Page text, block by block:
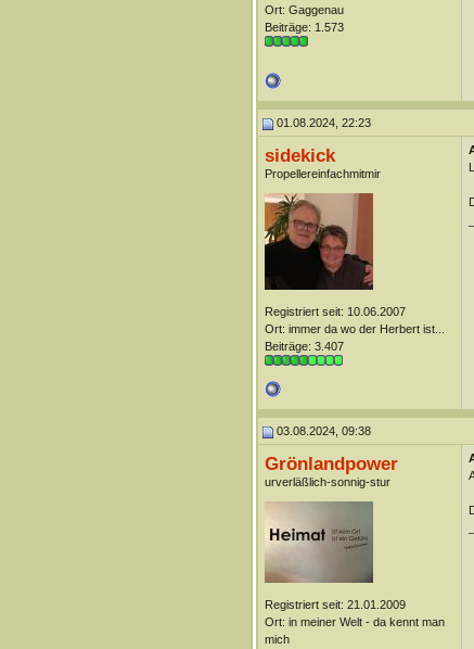
Ort: Gaggenau
Beiträge: 1.573
01.08.2024, 22:23
sidekick
Propellereinfachmitmir
Registriert seit: 10.06.2007
Ort: immer da wo der Herbert ist...
Beiträge: 3.407
03.08.2024, 09:38
Grönlandpower
urverläßlich-sonnig-stur
Registriert seit: 21.01.2009
Ort: in meiner Welt - da kennt man
mich